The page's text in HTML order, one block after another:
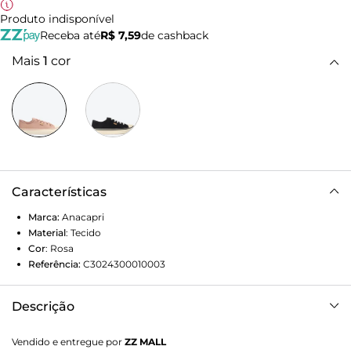
Produto indisponível
Receba atéR$ 7,59de cashback
Mais 1 cor
Características
Marca: Anacapri
Material: Tecido
Cor: Rosa
Referência: C3024300010003
Descrição
emborrachado branco com risca rosa no contorno superior.
Vendido e entregue por ZZ MALL